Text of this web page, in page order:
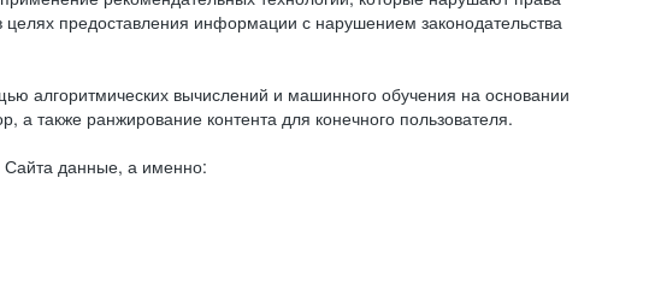
предоставления информации с нарушением законодательства
алгоритмических вычислений и машинного обучения на основании
а также ранжирование контента для конечного пользователя.
Сайта данные, а именно: